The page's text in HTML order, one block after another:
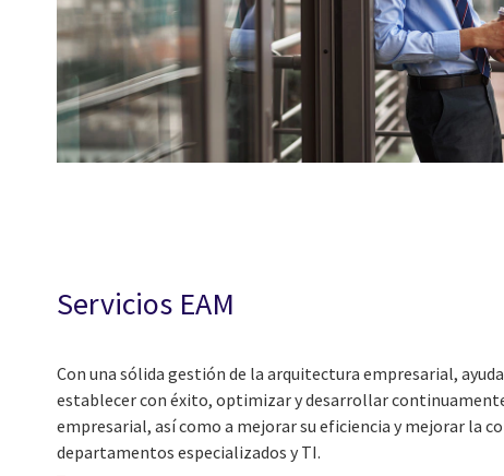
Servicios EAM
Con una sólida gestión de la arquitectura empresarial,
establecer con éxito, optimizar y desarrollar
empresarial, así como a mejorar su eficiencia y mejorar la
departamentos especializados y TI.